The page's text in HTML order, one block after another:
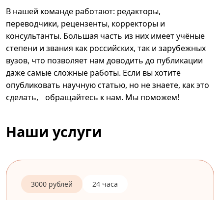
В нашей команде работают: редакторы,
переводчики, рецензенты, корректоры и
консультанты. Большая часть из них имеет учёные
степени и звания как российских, так и зарубежных
вузов, что позволяет нам доводить до публикации
даже самые сложные работы. Если вы хотите
опубликовать научную статью, но не знаете, как это
сделать, обращайтесь к нам. Мы поможем!
Наши услуги
3000 рублей 24 часа